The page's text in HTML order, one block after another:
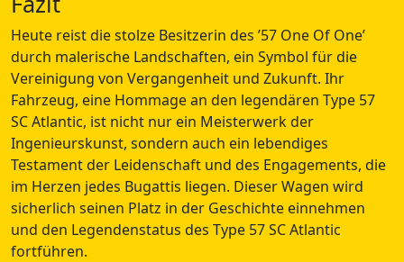
Heute reist die stolze Besitzerin des ’57 One Of One’
durch malerische Landschaften, ein Symbol für die
Vereinigung von Vergangenheit und Zukunft. Ihr
Fahrzeug, eine Hommage an den legendären Type 57
SC Atlantic, ist nicht nur ein Meisterwerk der
Ingenieurskunst, sondern auch ein lebendiges
Testament der Leidenschaft und des Engagements, die
im Herzen jedes Bugattis liegen. Dieser Wagen wird
sicherlich seinen Platz in der Geschichte einnehmen
und den Legendenstatus des Type 57 SC Atlantic
fortführen.